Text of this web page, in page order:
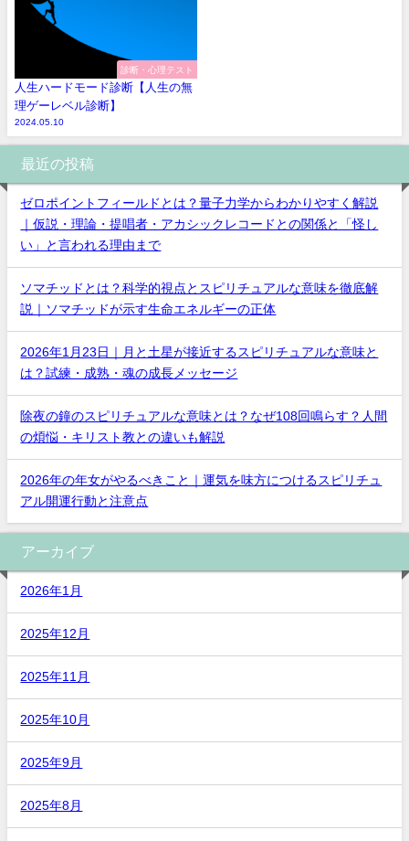
診断・心理テスト
人生ハードモード診断【人生の無
理ゲーレベル診断】
2024.05.10
最近の投稿
ゼロポイントフィールドとは？量子力学からわかりやすく解説
｜仮説・理論・提唱者・アカシックレコードとの関係と「怪し
い」と言われる理由まで
ソマチッドとは？科学的視点とスピリチュアルな意味を徹底解
説｜ソマチッドが示す生命エネルギーの正体
2026年1月23日｜月と土星が接近するスピリチュアルな意味と
は？試練・成熟・魂の成長メッセージ
除夜の鐘のスピリチュアルな意味とは？なぜ108回鳴らす？人間
の煩悩・キリスト教との違いも解説
2026年の年女がやるべきこと｜運気を味方につけるスピリチュ
アル開運行動と注意点
アーカイブ
2026年1月
2025年12月
2025年11月
2025年10月
2025年9月
2025年8月